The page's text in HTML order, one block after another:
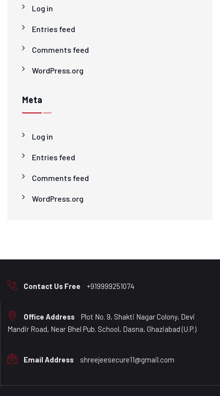
Log in
Entries feed
Comments feed
WordPress.org
Meta
Log in
Entries feed
Comments feed
WordPress.org
Contact Us Free +919999251074
Office Address
Plot No. 9, Shakti Nagar Colony, Devi
Mandir Road, Near Bhel Pub. School, Dasna, Ghaziabad (U.P.)
Email Address shreejeesecure11@gmail.com